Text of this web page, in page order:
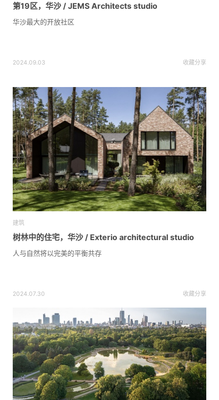
第19区，华沙 / JEMS Architects studio
华沙最大的开放社区
2024.09.03 收藏分享
建筑
树林中的住宅，华沙 / Exterio architectural studio
人与自然将以完美的平衡共存
2024.07.30 收藏分享